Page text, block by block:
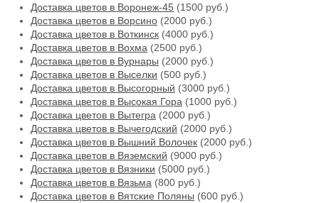
Доставка цветов в Воронеж-45 (1500 руб.)
Доставка цветов в Ворсино (2000 руб.)
Доставка цветов в Воткинск (4000 руб.)
Доставка цветов в Вохма (2500 руб.)
Доставка цветов в Вурнары (2000 руб.)
Доставка цветов в Выселки (500 руб.)
Доставка цветов в Высогорный (3000 руб.)
Доставка цветов в Высокая Гора (1000 руб.)
Доставка цветов в Вытегра (2000 руб.)
Доставка цветов в Вычегодский (2000 руб.)
Доставка цветов в Вышний Волочек (2000 руб.)
Доставка цветов в Вяземский (9000 руб.)
Доставка цветов в Вязники (5000 руб.)
Доставка цветов в Вязьма (800 руб.)
Доставка цветов в Вятские Поляны (600 руб.)